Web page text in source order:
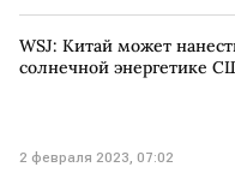
Экономика
ДВФУ ученые
WSJ: Китай может
солнечной энергетике
2 февраля 2023, 07:02